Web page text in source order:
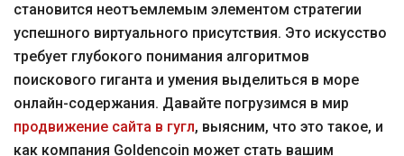
становится неотъемлемым элементом стратегии
успешного виртуального присутствия. Это искусство
требует глубокого понимания алгоритмов
поискового гиганта и умения выделиться в море
онлайн-содержания. Давайте погрузимся в мир
продвижение сайта в гугл, выясним, что это такое, и
как компания Goldencoin может стать вашим